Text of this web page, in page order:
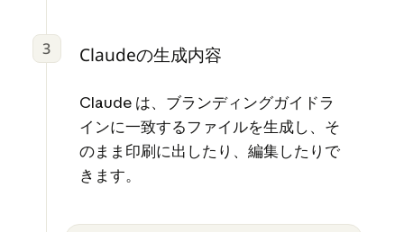
3 Claudeの生成内容
Claude は、ブランディングガイドラ
インに一致するファイルを生成し、そ
のまま印刷に出したり、編集したりで
きます。